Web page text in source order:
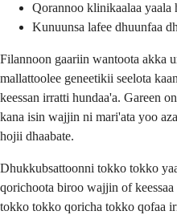
Qorannoo klinikaalaa yaala
Kunuunsa lafee dhuunfaa
Filannoon gaariin wantoota akka
mallattoolee geneetikii seelota
keessan irratti hundaa'a. Gareen
kana isin wajjin ni mari'ata yoo
hojii dhaabate.
Dhukkubsattoonni tokko tokko
qorichoota biroo wajjin of
tokko tokko qoricha tokko qofaa